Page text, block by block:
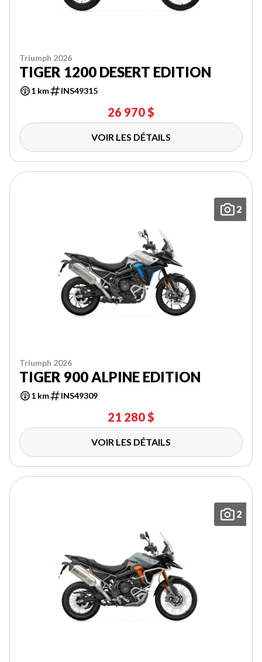
Triumph 2026
TIGER 1200 DESERT EDITION
1 km INS49315
26 970 $
VOIR LES DÉTAILS
2
Triumph 2026
TIGER 900 ALPINE EDITION
1 km INS49309
21 280 $
VOIR LES DÉTAILS
2